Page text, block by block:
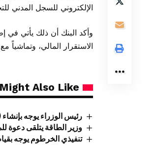
الإلكتروني للسجل المدني
وأكد البنك أن ذلك يأتي في
الاستقرار المالي، وتماشياً
Also Like
رئيس الوزراء يوجه بإنشاء (20) مدرسة صناعية
وزير الطاقة يتلقى دعوة
تنفيذي الخرطوم يوجه